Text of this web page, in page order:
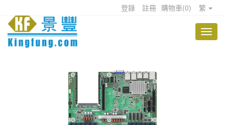
登錄 註冊 購物車(0) 繁